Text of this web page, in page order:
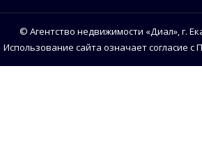
© Агентство недвижимости «Диал», г.
Использование сайта означает согласие